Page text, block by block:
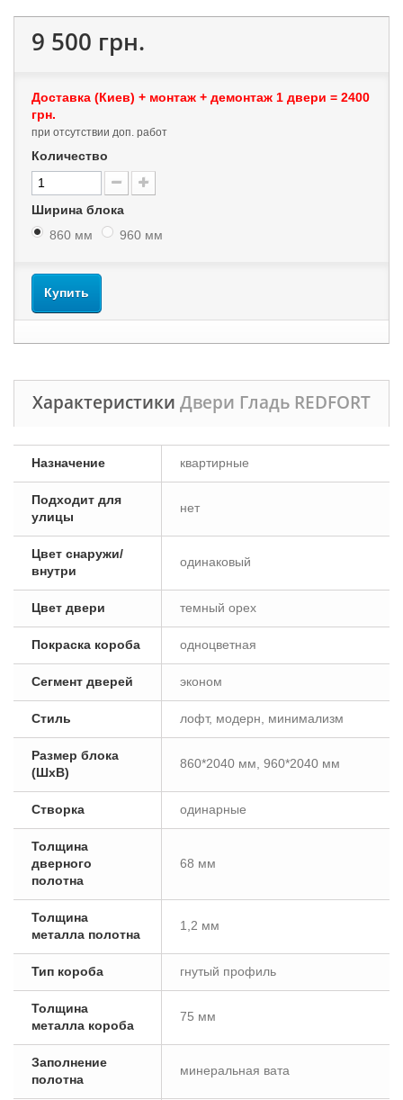
9 500 грн.
Доставка (Киев) + монтаж + демонтаж 1 двери = 2400
грн.
при отсутствии доп. работ
Количество
Ширина блока
860 мм
960 мм
Купить
Характеристики Двери Гладь REDFORT
Назначение квартирные
Подходит для
улицы
нет
Цвет снаружи/
внутри
одинаковый
Цвет двери темный орех
Покраска короба одноцветная
Сегмент дверей эконом
Стиль лофт, модерн, минимализм
Размер блока
(ШxВ)
860*2040 мм, 960*2040 мм
Створка одинарные
Толщина
дверного
полотна
68 мм
Толщина
металла полотна
1,2 мм
Тип короба гнутый профиль
Толщина
металла короба
75 мм
Заполнение
полотна
минеральная вата